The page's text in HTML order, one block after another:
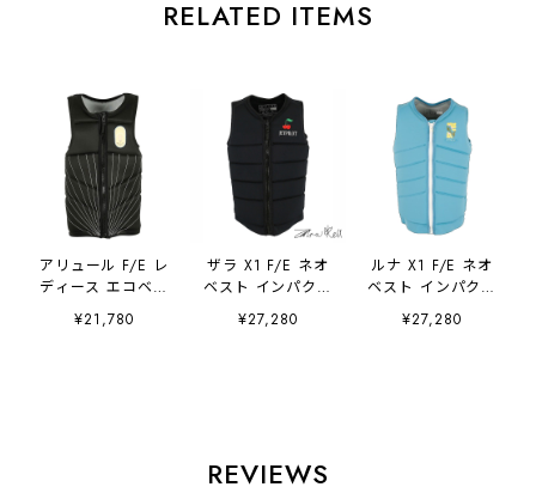
RELATED ITEMS
アリュール F/E レ
ディース エコベス
ト インパクトベス
ト ブラック ハイ
¥21,780
ザラ X1 F/E ネオ
ベスト インパクト
ベスト ブラック
ハイパフォーマン
¥27,280
ルナ X1 F/E ネオ
ベスト インパクト
ベスト ブルー ハ
イパフォーマンス
¥27,280
REVIEWS